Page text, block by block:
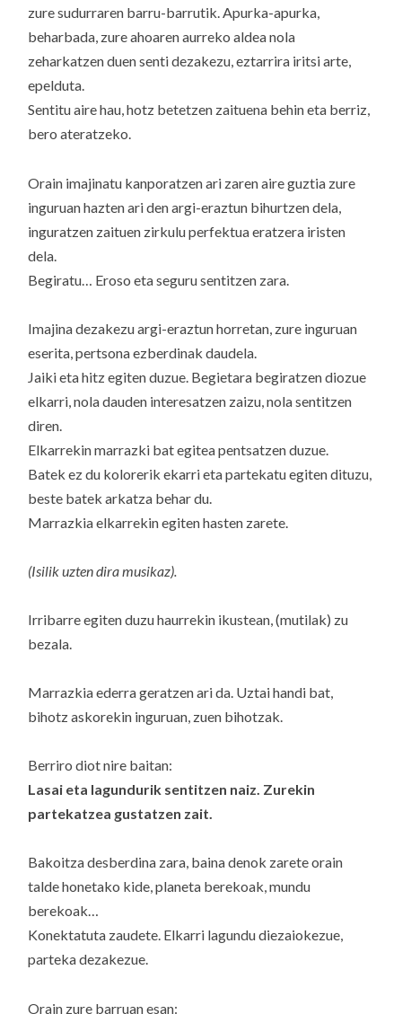
zure sudurraren barru-barrutik. Apurka-apurka,
beharbada, zure ahoaren aurreko aldea nola
zeharkatzen duen senti dezakezu, eztarrira iritsi arte,
epelduta.
Sentitu aire hau, hotz betetzen zaituena behin eta berriz,
bero ateratzeko.
Orain imajinatu kanporatzen ari zaren aire guztia zure
inguruan hazten ari den argi-eraztun bihurtzen dela,
inguratzen zaituen zirkulu perfektua eratzera iristen
dela.
Begiratu… Eroso eta seguru sentitzen zara.
Imajina dezakezu argi-eraztun horretan, zure inguruan
eserita, pertsona ezberdinak daudela.
Jaiki eta hitz egiten duzue. Begietara begiratzen diozue
elkarri, nola dauden interesatzen zaizu, nola sentitzen
diren.
Elkarrekin marrazki bat egitea pentsatzen duzue.
Batek ez du kolorerik ekarri eta partekatu egiten dituzu,
beste batek arkatza behar du.
Marrazkia elkarrekin egiten hasten zarete.
(Isilik uzten dira musikaz).
Irribarre egiten duzu haurrekin ikustean, (mutilak) zu
bezala.
Marrazkia ederra geratzen ari da. Uztai handi bat,
bihotz askorekin inguruan, zuen bihotzak.
Berriro diot nire baitan:
Lasai eta lagundurik sentitzen naiz. Zurekin
partekatzea gustatzen zait.
Bakoitza desberdina zara, baina denok zarete orain
talde honetako kide, planeta berekoak, mundu
berekoak…
Konektatuta zaudete. Elkarri lagundu diezaiokezue,
parteka dezakezue.
Orain zure barruan esan: